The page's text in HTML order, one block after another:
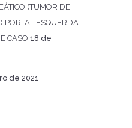
(TUMOR DE
PORTAL ESQUERDA
CASO 18 de
de 2021